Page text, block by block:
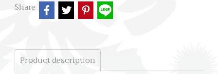
Share
Product description